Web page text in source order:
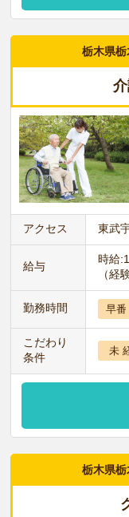
栃木県栃
アクセス 東武
給与
時給
（経
勤務時間 早番
こだわり
条件
未
栃木県栃